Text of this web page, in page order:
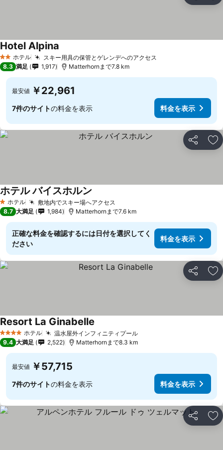
2 ホテルのランク
ホテル スキー用具の保管とゲレンデへのアクセス
Hotel Alpina
8.3 満足 1,917 Matterhornまで7.8 km
最安値 ￥22,961
7件のサイトの料金を表示 料金を表示
シェア お
1 ホテルのランク
ホテル 敷地内でスキー場へアクセス
ホテル バイスホルン
8.7 大満足 1,984 Matterhornまで7.6 km
正確な料金を確認するには日付を選択してく
ださい
料金を表示
シェア お
4 ホテルのランク
ホテル 温水屋外インフィニティプール
Resort La Ginabelle
9.4 大満足 2,522 Matterhornまで8.3 km
最安値 ￥57,715
7件のサイトの料金を表示 料金を表示
シェア お